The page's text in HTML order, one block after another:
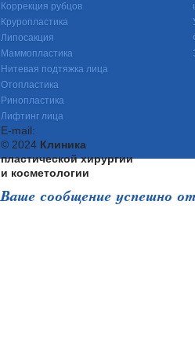
Коррекция рубцов
Круропластика
Липосакция
Маммопластика
Нитевая подтяжка лица
Отопластика
Ринопластика
Лифтинг лица
E-mail:
© 2024 Клиника
пластической хирургии
и косметологии
Ваше сообщение успешно